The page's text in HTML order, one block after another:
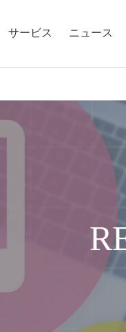
サービス ニュース